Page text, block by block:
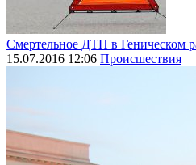
Смертельное ДТП в Геническом
15.07.2016 12:06 Происшествия